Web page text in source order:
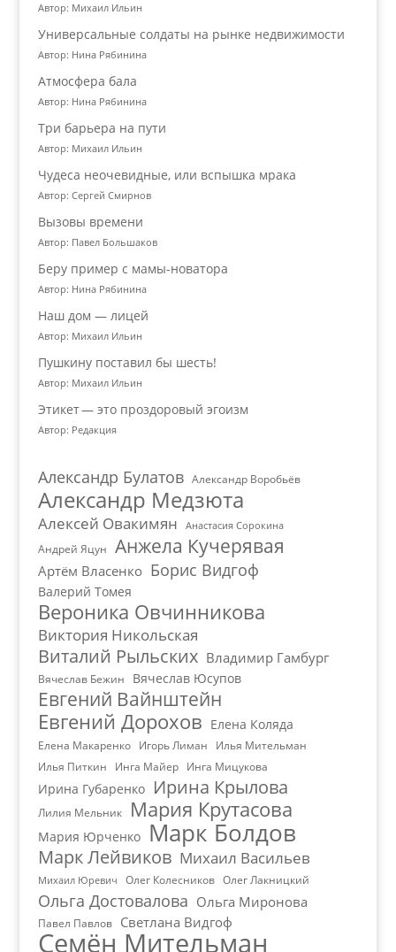
Автор: Михаил Ильин
Универсальные солдаты на рынке недвижимости
Автор: Нина Рябинина
Атмосфера бала
Автор: Нина Рябинина
Три барьера на пути
Автор: Михаил Ильин
Чудеса неочевидные, или вспышка мрака
Автор: Сергей Смирнов
Вызовы времени
Автор: Павел Большаков
Беру пример с мамы-новатора
Автор: Нина Рябинина
Наш дом — лицей
Автор: Михаил Ильин
Пушкину поставил бы шесть!
Автор: Михаил Ильин
Этикет — это проздоровый эгоизм
Автор: Редакция
Александр Булатов Александр Воробьёв
Александр Медзюта
Алексей Овакимян Анастасия Сорокина
Андрей Яцун Анжела Кучерявая
Артём Власенко Борис Видгоф
Валерий Томея
Вероника Овчинникова
Виктория Никольская
Виталий Рыльских Владимир Гамбург
Вячеслав Бежин Вячеслав Юсупов
Евгений Вайнштейн
Евгений Дорохов Елена Коляда
Елена Макаренко Игорь Лиман
Илья Мительман
Илья Питкин
Инга Майер Инга Мицукова
Ирина Губаренко Ирина Крылова
Лилия Мельник Мария Крутасова
Мария Юрченко Марк Болдов
Марк Лейвиков Михаил Васильев
Михаил Юревич Олег Колесников Олег Лакницкий
Ольга Достовалова Ольга Миронова
Павел Павлов Светлана Видгоф
Семён Мительман